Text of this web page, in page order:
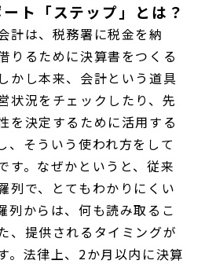
ト「ステップ」とは？
計は、税務署に税金を納
りるために決算書をつくる
かし本来、会計という道具
状況をチェックしたり、先
を決定するために活用する
、そういう使われ方をして
す。なぜかというと、従来
列で、とてもわかりにくい
列からは、何も読み取るこ
、提供されるタイミングが
。法律上、2か月以内に決算